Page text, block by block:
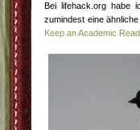
Bei lifehack.org habe
zumindest eine
Keep an Academic